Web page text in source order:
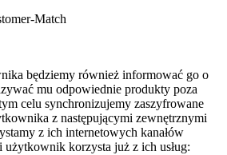
Match
będziemy również informować go o
mu odpowiednie produkty poza
celu synchronizujemy zaszyfrowane
z następującymi zewnętrznymi
z ich internetowych kanałów
korzysta już z ich usług: